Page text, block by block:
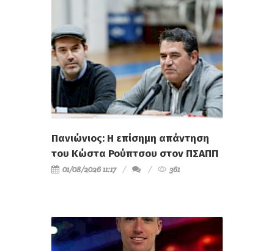
Πανιώνιος: Η επίσημη απάντηση
του Κώστα Ρούπτσου στον ΠΣΑΠΠ
01/08/2026 11:17 361